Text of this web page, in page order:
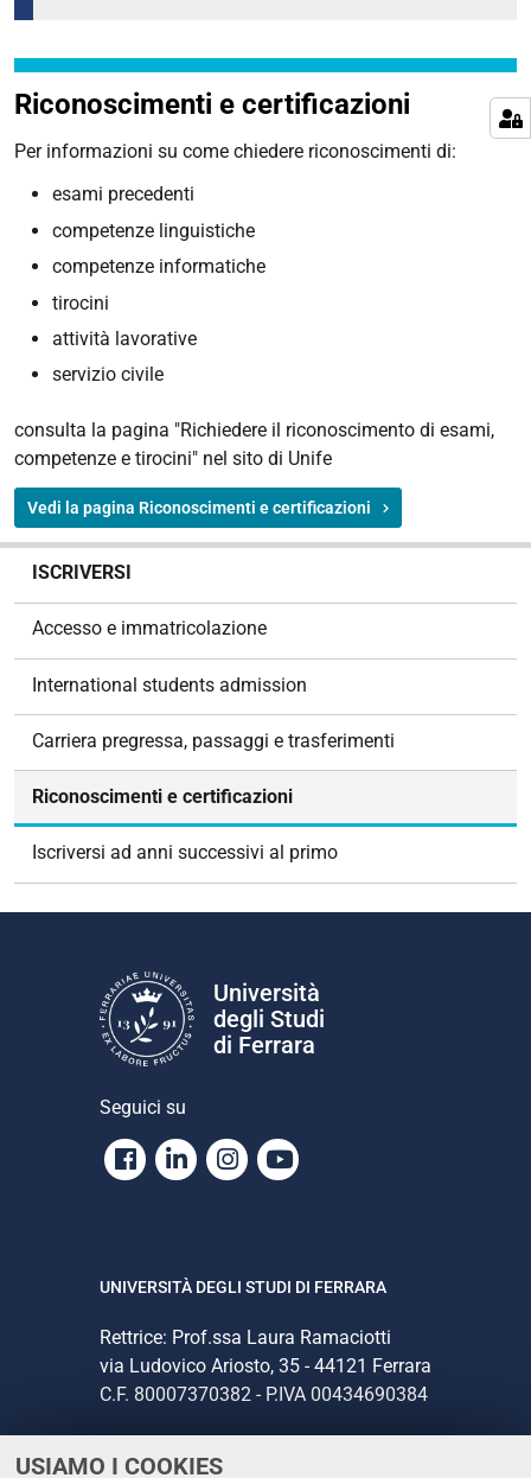
USIAMO I COOKIES
Riconoscimenti e certificazioni
Per informazioni su come chiedere riconoscimenti di:
esami precedenti
competenze linguistiche
competenze informatiche
tirocini
attività lavorative
servizio civile
consulta la pagina "Richiedere il riconoscimento di esami,
competenze e tirocini" nel sito di Unife
Vedi la pagina Riconoscimenti e certificazioni
ISCRIVERSI
Accesso e immatricolazione
International students admission
Carriera pregressa, passaggi e trasferimenti
Riconoscimenti e certificazioni
Iscriversi ad anni successivi al primo
Università
degli Studi
di Ferrara
Seguici su
Facebook
LinkedinInstagram
Youtube
UNIVERSITÀ DEGLI STUDI DI FERRARA
Rettrice: Prof.ssa Laura Ramaciotti
via Ludovico Ariosto, 35 - 44121 Ferrara
C.F. 80007370382 - P.IVA 00434690384
CONTATTI